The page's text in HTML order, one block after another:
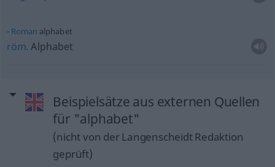
Roman alphabet
röm. Alphabet
Beispielsätze aus externen Quellen
für "alphabet"
(nicht von der Langenscheidt Redaktion
geprüft)